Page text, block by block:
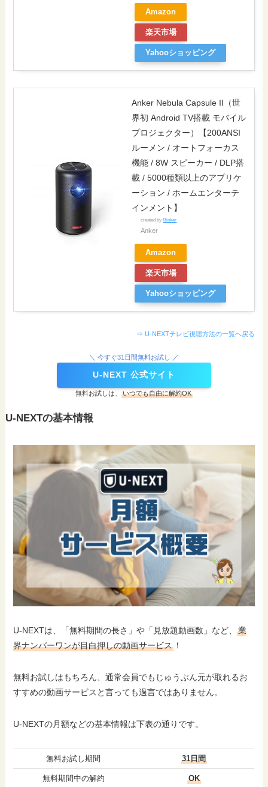
Amazon
楽天市場
Yahooショッピング
Anker Nebula Capsule II（世
界初 Android TV搭載 モバイル
プロジェクター）【200ANSI
ルーメン / オートフォーカス
機能 / 8W スピーカー / DLP搭
載 / 5000種類以上のアプリケ
ーション / ホームエンターテ
インメント】
created byRinker
Anker
Amazon
楽天市場
Yahooショッピング
⇒ U-NEXTテレビ視聴方法の一覧へ戻る
＼ 今すぐ31日間無料お試し ／
U-NEXT 公式サイト
無料お試しは、 いつでも自由に解約OK
U-NEXTの基本情報
U-NEXTは、「無料期間の長さ」や「見放題動画数」など、業
界ナンバーワンが目白押しの動画サービス ！
無料お試しはもちろん、通常会員でもじゅうぶん元が取れるお
すすめの動画サービスと言っても過言ではありません。
U-NEXTの月額などの基本情報は下表の通りです。
無料お試し期間 31日間
無料期間中の解約 OK